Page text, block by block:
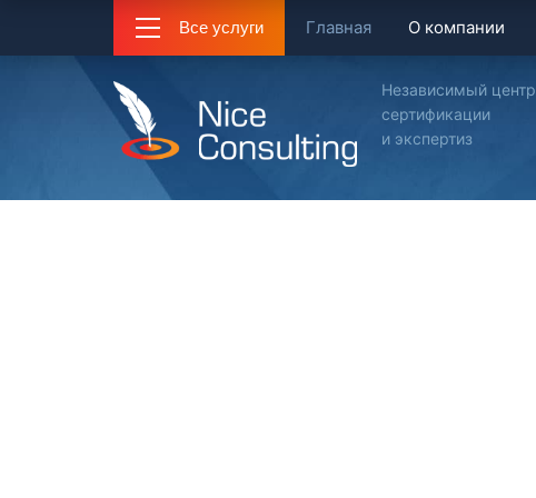
Все услуги Главная О компании
Независимый центр
сертификации
и экспертиз